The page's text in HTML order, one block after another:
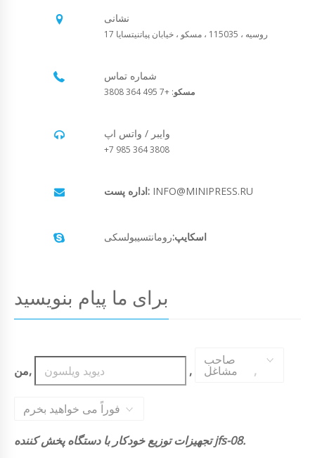
نشانی
روسیه ، 115035 ، مسکو ، خیابان پیاتنیتسایا 17
شماره تماس
مسکو: +7 495 364 3808
وایبر / واتس اپ
+7 985 364 3808
اداره پست: INFO@MINIPRESS.RU
اسکایپ:رومانتسیبولسکی
برای ما پیام بنویسید
من, ,
صاحب
مشاغل ,
فوراً می خواهید بخرم
تجهیزات توزیع خودکار با دستگاه پخش کننده jfs-08.